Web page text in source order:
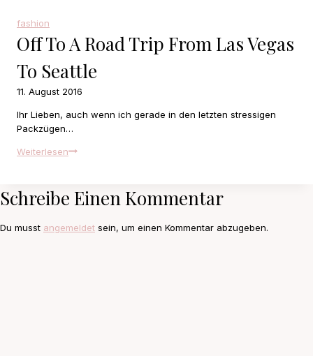
fashion
Off To A Road Trip From Las Vegas
To Seattle
11. August 2016
Ihr Lieben, auch wenn ich gerade in den letzten stressigen
Packzügen…
WeiterlesenOff
road
trip
Las
Schreibe Einen Kommentar
Du musst angemeldet sein, um einen Kommentar abzugeben.